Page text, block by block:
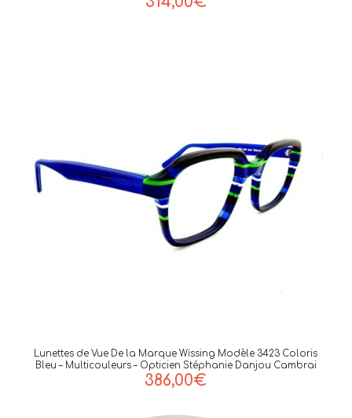
Lunettes de Vue De la Marque Wissing Modèle 3423 Coloris
Bleu – Multicouleurs – Opticien Stéphanie Danjou Cambrai
386,00€